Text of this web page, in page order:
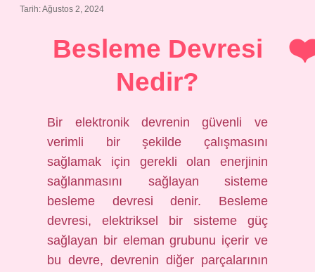
Tarih: Ağustos 2, 2024
Besleme Devresi
Nedir?
Bir elektronik devrenin güvenli ve
verimli bir şekilde çalışmasını
sağlamak için gerekli olan enerjinin
sağlanmasını sağlayan sisteme
besleme devresi denir. Besleme
devresi, elektriksel bir sisteme güç
sağlayan bir eleman grubunu içerir ve
bu devre, devrenin diğer parçalarının